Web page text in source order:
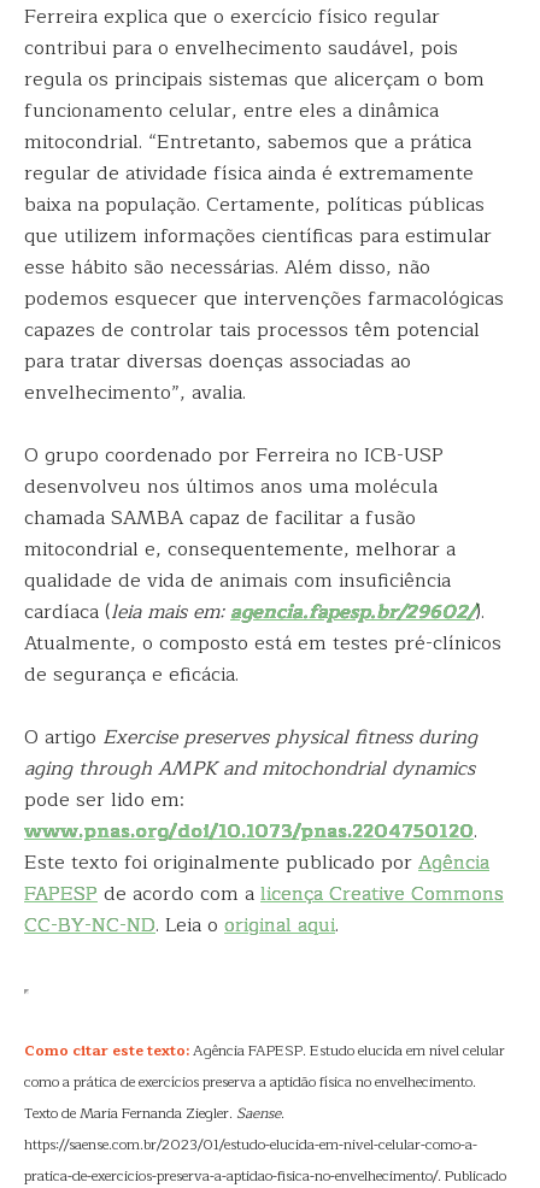
Ferreira explica que o exercício físico regular
contribui para o envelhecimento saudável, pois
regula os principais sistemas que alicerçam o bom
funcionamento celular, entre eles a dinâmica
mitocondrial. “Entretanto, sabemos que a prática
regular de atividade física ainda é extremamente
baixa na população. Certamente, políticas públicas
que utilizem informações científicas para estimular
esse hábito são necessárias. Além disso, não
podemos esquecer que intervenções farmacológicas
capazes de controlar tais processos têm potencial
para tratar diversas doenças associadas ao
envelhecimento”, avalia.
O grupo coordenado por Ferreira no ICB-USP
desenvolveu nos últimos anos uma molécula
chamada SAMBA capaz de facilitar a fusão
mitocondrial e, consequentemente, melhorar a
qualidade de vida de animais com insuficiência
cardíaca (leia mais em:agencia.fapesp.br/29602/).
Atualmente, o composto está em testes pré-clínicos
de segurança e eficácia.
O artigo Exercise preserves physical fitness during
aging through AMPK and mitochondrial dynamics
pode ser lido em:
www.pnas.org/doi/10.1073/pnas.2204750120.
Este texto foi originalmente publicado porAgência
FAPESPde acordo com alicença Creative Commons
CC-BY-NC-ND. Leia o original aqui.
Como citar este texto:Agência FAPESP. Estudo elucida em nível celular
como a prática de exercícios preserva a aptidão física no envelhecimento.
Texto de Maria Fernanda Ziegler. Saense.
https://saense.com.br/2023/01/estudo-elucida-em-nivel-celular-como-a-
pratica-de-exercicios-preserva-a-aptidao-fisica-no-envelhecimento/. Publicado